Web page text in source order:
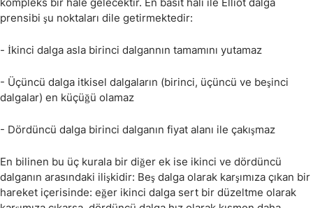
prensibi şu noktaları dile getirmektedir:
- İkinci dalga asla birinci dalgannın tamamını yutamaz
- Üçüncü dalga itkisel dalgaların (birinci, üçüncü ve beşinci
dalgalar) en küçüğü olamaz
- Dördüncü dalga birinci dalganın fiyat alanı ile çakışmaz
En bilinen bu üç kurala bir diğer ek ise ikinci ve dördüncü
dalganın arasındaki ilişkidir: Beş dalga olarak karşımıza çıkan bir
hareket içerisinde: eğer ikinci dalga sert bir düzeltme olarak